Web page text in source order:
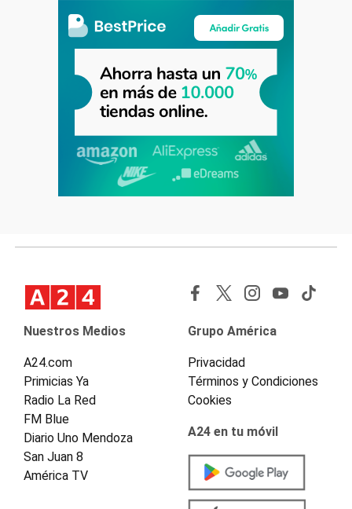
Nuestros Medios
A24.com
Primicias Ya
Radio La Red
FM Blue
Diario Uno Mendoza
San Juan 8
América TV
Grupo América
Privacidad
Términos y Condiciones
Cookies
A24 en tu móvil